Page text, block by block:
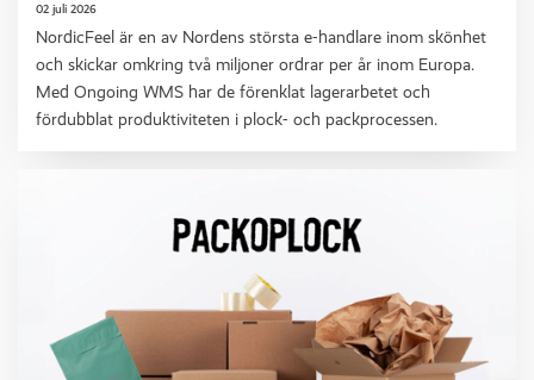
02 juli 2026
NordicFeel är en av Nordens största e-handlare inom skönhet
och skickar omkring två miljoner ordrar per år inom Europa.
Med Ongoing WMS har de förenklat lagerarbetet och
fördubblat produktiviteten i plock- och packprocessen.